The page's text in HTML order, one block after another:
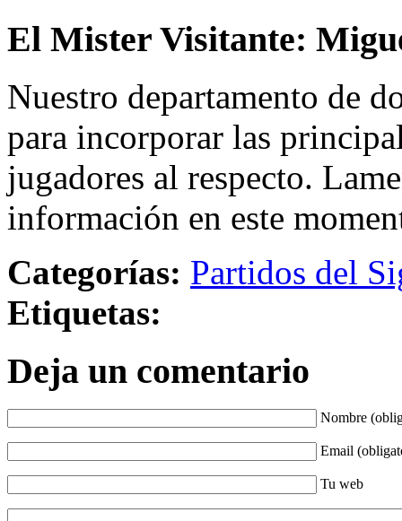
El Mister Visitante:
Nuestro departamento de
para incorporar las
jugadores al respecto.
información en este
Categorías: Partidos del
Etiquetas:
Deja un comentario
Nombre
Email
Tu web